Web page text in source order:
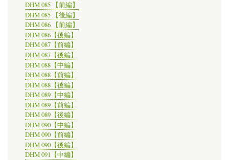
DHM 085 【前編】
DHM 085 【後編】
DHM 086 【前編】
DHM 086【後編】
DHM 087【前編】
DHM 087【後編】
DHM 088【中編】
DHM 088【前編】
DHM 088【後編】
DHM 089【中編】
DHM 089【前編】
DHM 089【後編】
DHM 090【中編】
DHM 090【前編】
DHM 090【後編】
DHM 091【中編】